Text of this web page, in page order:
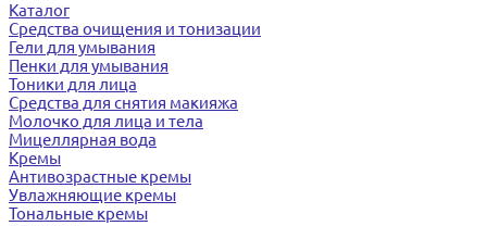
Каталог
Средства очищения и тонизации
Гели для умывания
Пенки для умывания
Тоники для лица
Средства для снятия макияжа
Молочко для лица и тела
Мицеллярная вода
Кремы
Антивозрастные кремы
Увлажняющие кремы
Тональные кремы